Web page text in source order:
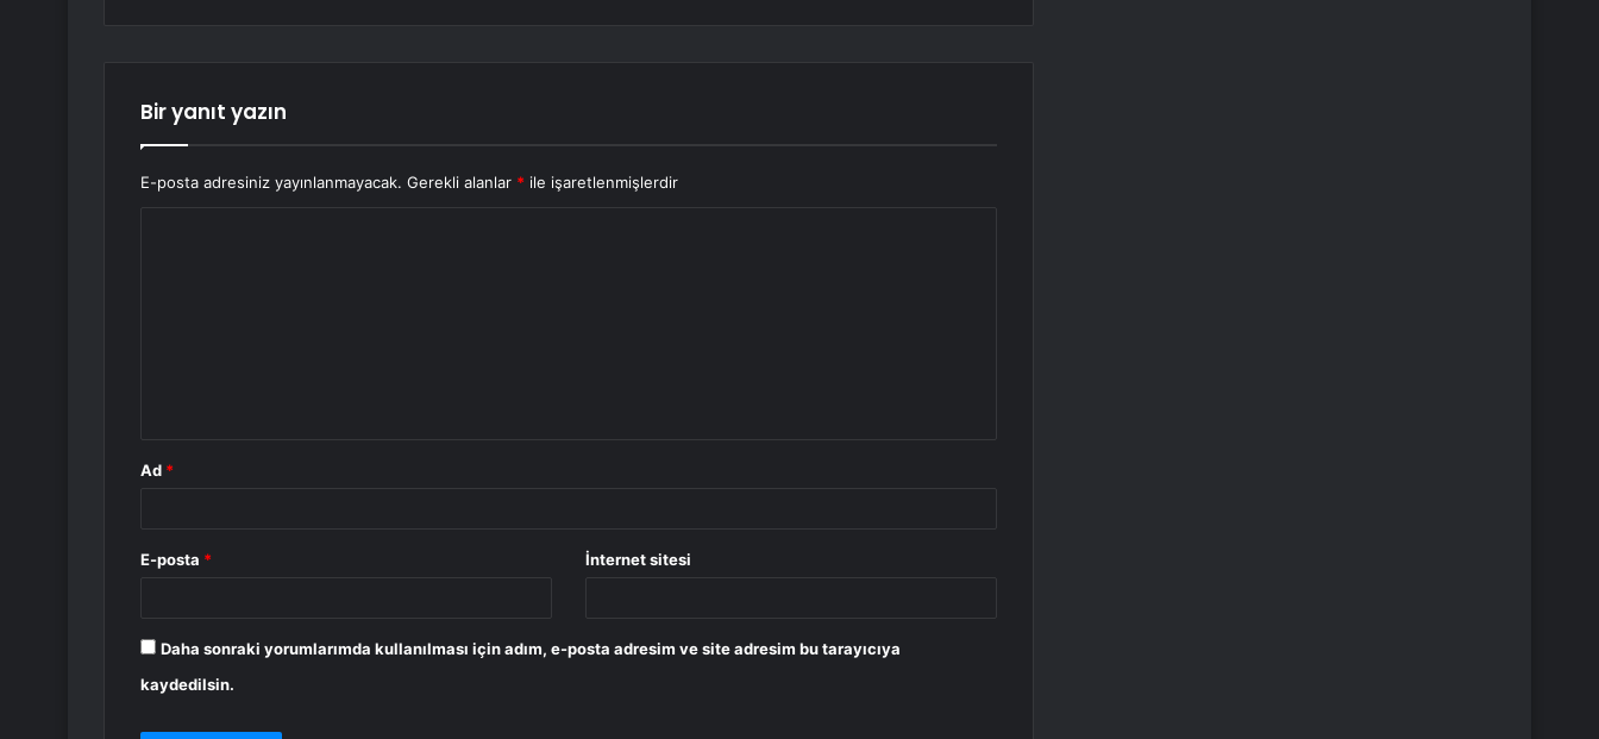
Bir yanıt yazın
E-posta adresiniz yayınlanmayacak. Gerekli alanlar * ile işaretlenmişlerdir
Ad *
E-posta * İnternet sitesi
Daha sonraki yorumlarımda kullanılması için adım, e-posta adresim ve site adresim bu tarayıcıya
kaydedilsin.